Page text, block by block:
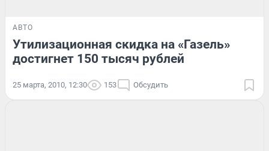
АВТО
Утилизационная скидка на «Газель»
достигнет 150 тысяч рублей
25 марта, 2010, 12:30 153 Обсудить